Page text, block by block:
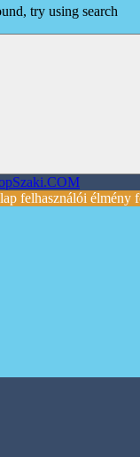
try using search
felhasználói élmény